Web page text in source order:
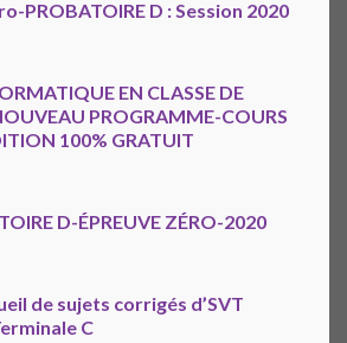
PROBATOIRE D : Session 2020
EN CLASSE DE
PROGRAMME-COURS
100% GRATUIT
D-ÉPREUVE ZÉRO-2020
de sujets corrigés d’SVT
C